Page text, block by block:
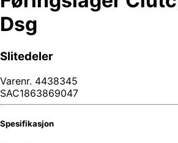
Dsg
Slitedeler
Varenr. 4438345
SAC1863869047
Spesifikasjon